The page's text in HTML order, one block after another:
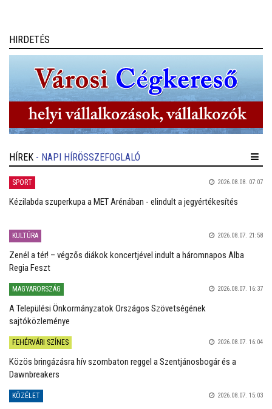
HIRDETÉS
HÍREK - NAPI HÍRÖSSZEFOGLALÓ
SPORT 2026.08.08. 07:07
Kézilabda szuperkupa a MET Arénában - elindult a jegyértékesítés
KULTÚRA 2026.08.07. 21:58
Zenél a tér! – végzős diákok koncertjével indult a háromnapos Alba
Regia Feszt
MAGYARORSZÁG 2026.08.07. 16:37
A Települési Önkormányzatok Országos Szövetségének
sajtóközleménye
FEHÉRVÁRI SZÍNES 2026.08.07. 16:04
Közös bringázásra hív szombaton reggel a Szentjánosbogár és a
Dawnbreakers
KÖZÉLET 2026.08.07. 15:03